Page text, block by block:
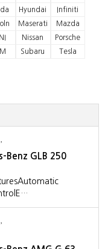
Hyundai
Infiniti
Maserati
Mazda
Nissan
Porsche
Subaru
Tesla
Benz GLB 250